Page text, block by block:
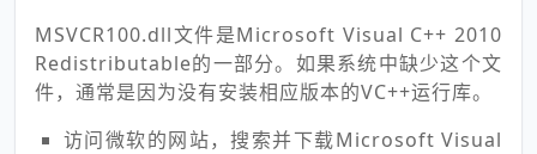
MSVCR100.dll文件是Microsoft Visual C++ 2010
Redistributable的一部分。如果系统中缺少这个文
件，通常是因为没有安装相应版本的VC++运行库。
访问微软的网站，搜索并下载Microsoft Visual